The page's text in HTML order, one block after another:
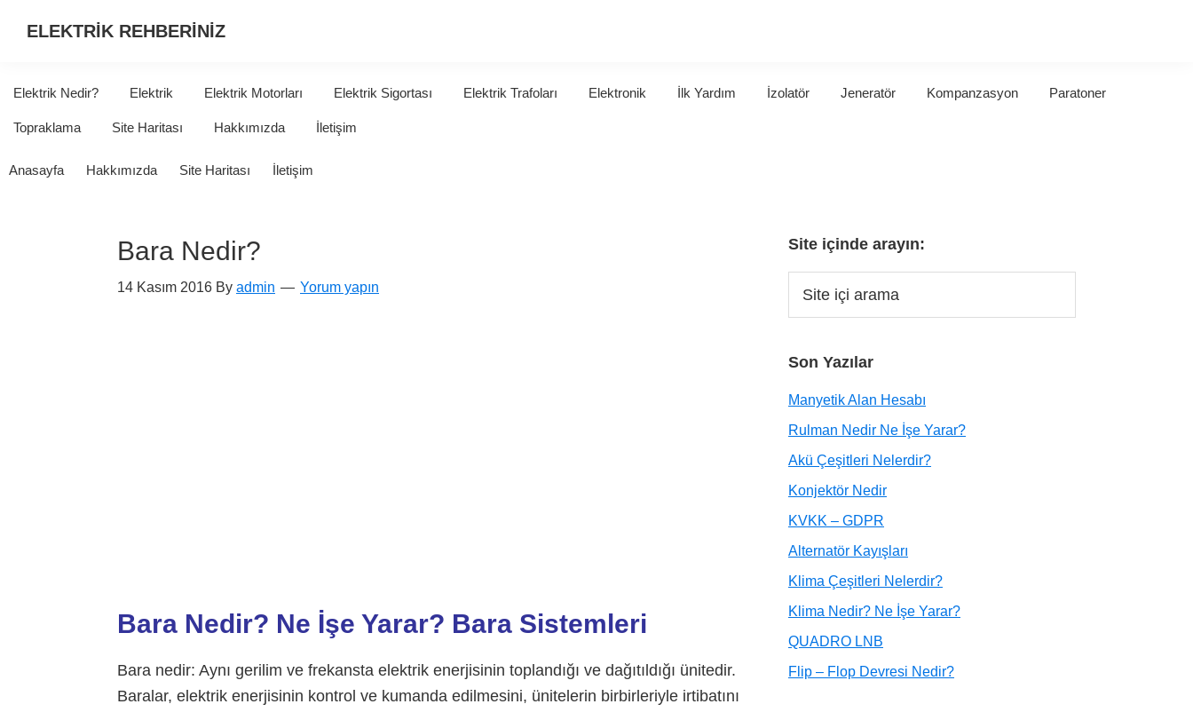
ELEKTRİK REHBERİNİZ
HER
Elektrik Nedir? Elektrik Elektrik Motorları Elektrik Sigortası Elektrik Trafoları Elektronik İlk Yardım İzolatör Jeneratör Kompanzasyon Paratoner
Topraklama Site Haritası Hakkımızda İletişim
Anasayfa Hakkımızda Site Haritası İletişim
Bara Nedir?
14 Kasım 2016 By admin Yorum yapın
Bara Nedir? Ne İşe Yarar? Bara Sistemleri
Bara nedir: Aynı gerilim ve frekansta elektrik enerjisinin toplandığı ve dağıtıldığı ünitedir.
Baralar, elektrik enerjisinin kontrol ve kumanda edilmesini, ünitelerin birbirleriyle irtibatını
Site içinde arayın:
Son Yazılar
Manyetik Alan Hesabı
Rulman Nedir Ne İşe Yarar?
Akü Çeşitleri Nelerdir?
Konjektör Nedir
KVKK – GDPR
Alternatör Kayışları
Klima Çeşitleri Nelerdir?
Klima Nedir? Ne İşe Yarar?
QUADRO LNB
Flip – Flop Devresi Nedir?